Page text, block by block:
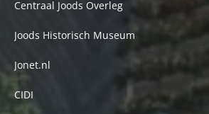
Centraal Joods Overleg
Joods Historisch Museum
Jonet.nl
CIDI